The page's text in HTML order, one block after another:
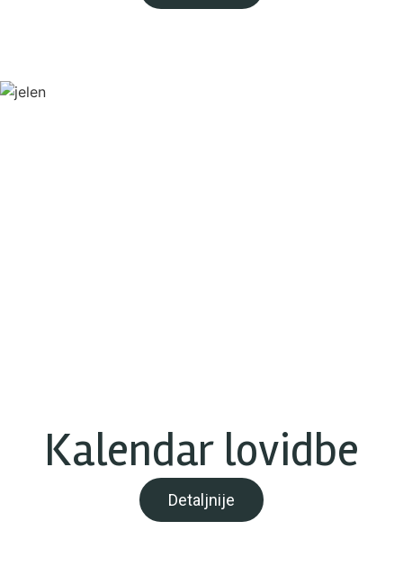
Kalendar lovidbe
Detaljnije